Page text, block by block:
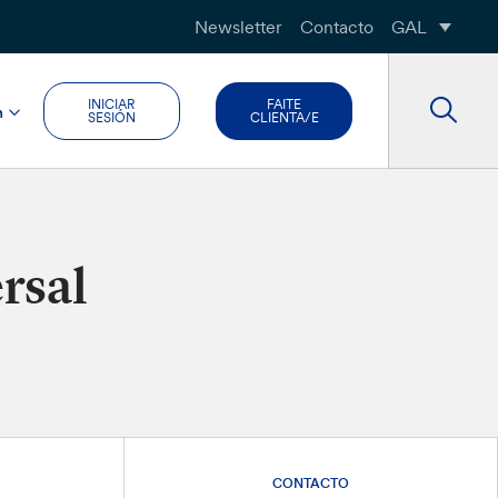
Newsletter Contacto GAL
INICIAR
SESIÓN
FAITE
CLIENTA/E
CONTACTO